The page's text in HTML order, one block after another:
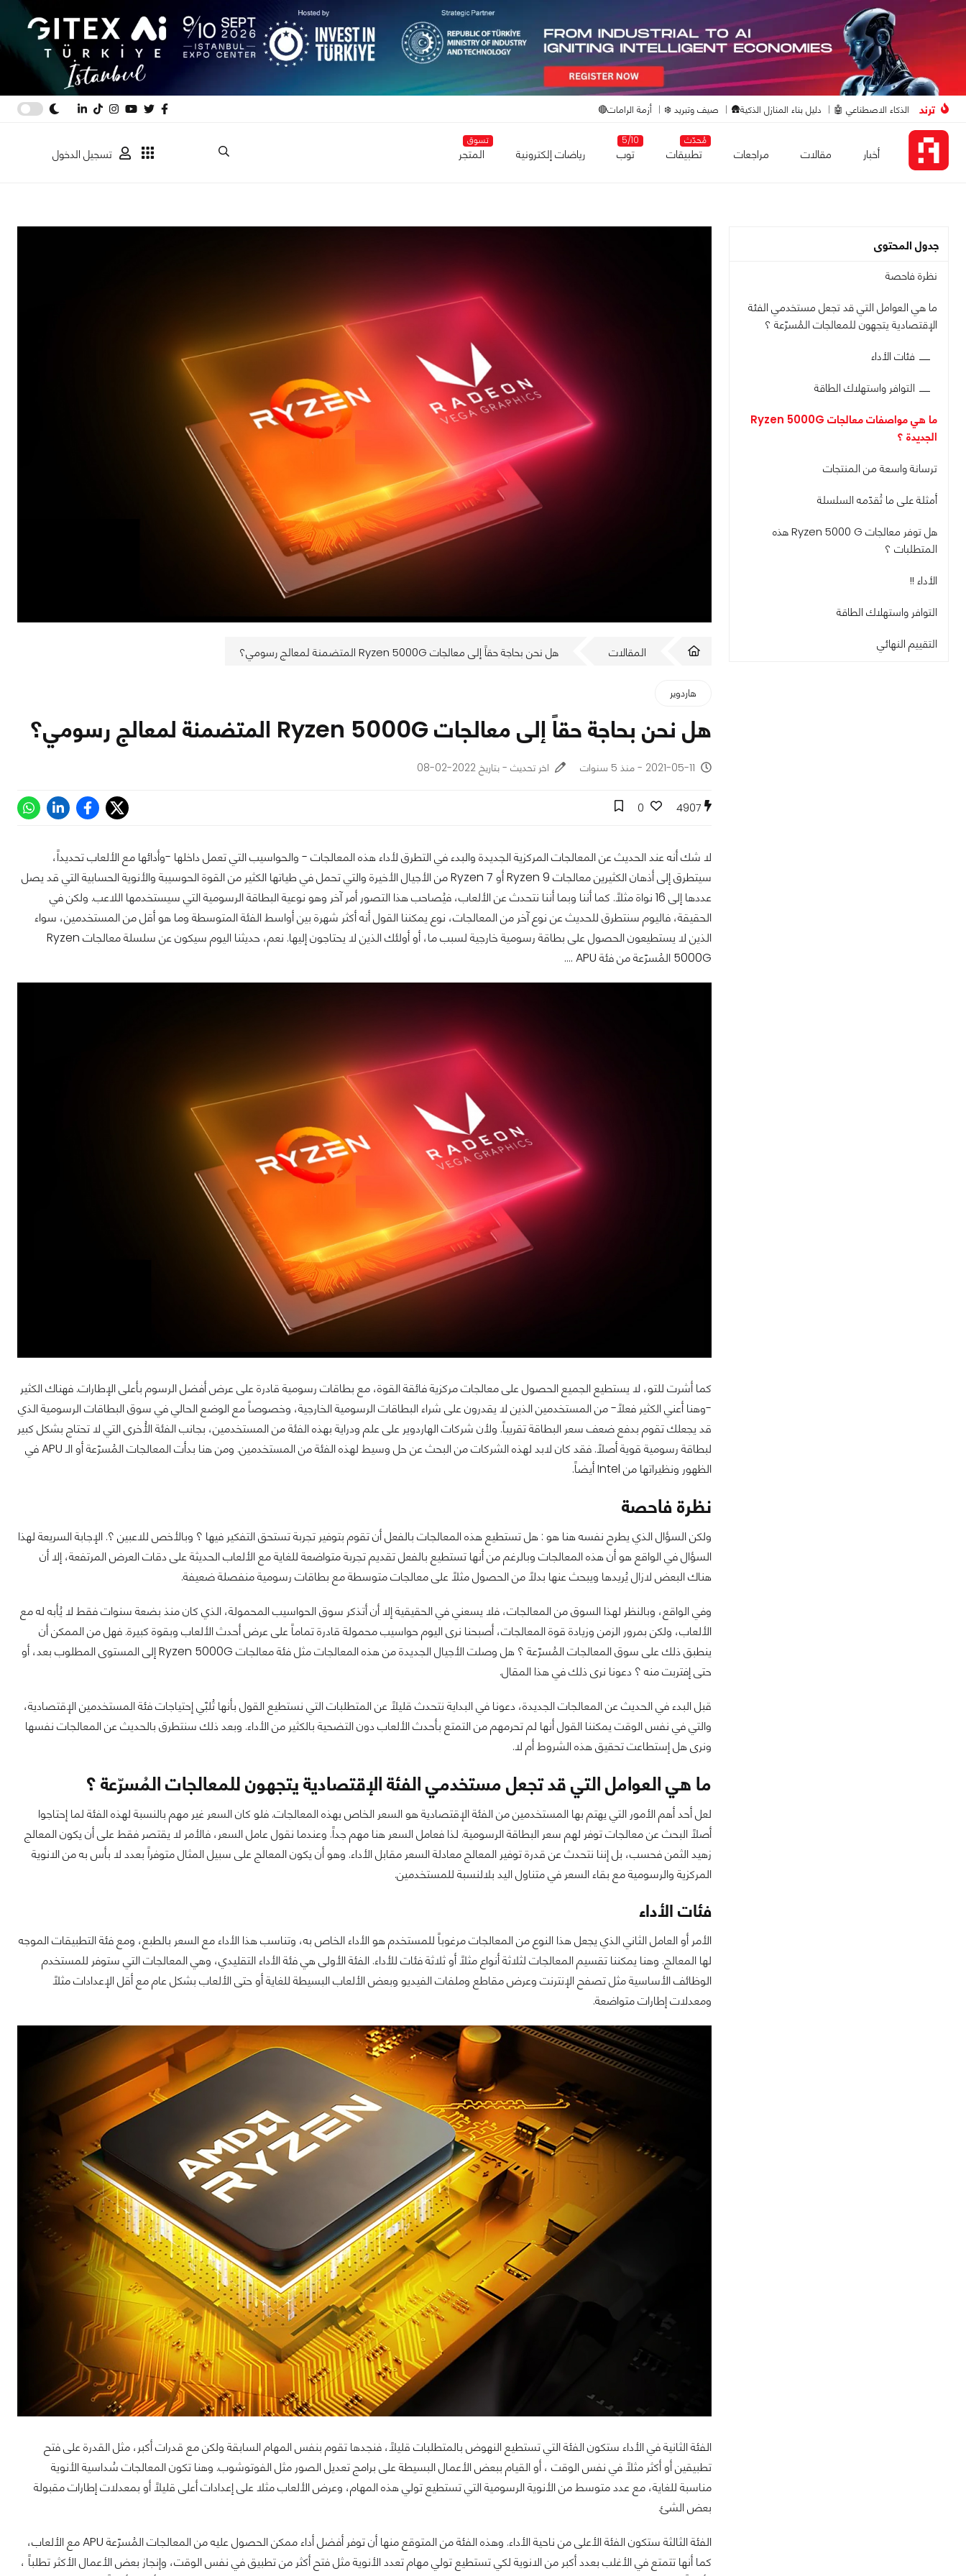
ترند الذكاء الاصطناعي 🤖 دليل بناء المنازل الذكية🛖 صيف وتبريد ❄️ أزمة الرامات🔴
أخبار مقالات مراجعات
مُحدّث
تطبيقات
5/10
توب رياضات إلكترونية
تسوق
المتجر تسجيل الدخول
جدول المحتوى
نظرة فاحصة
ما هي العوامل التي قد تجعل مستخدمي الفئة
الإقتصادية يتجهون للمعالجات المُسرّعة ؟
فئات الأداء
التوافر واستهلاك الطاقة
ما هي مواصفات معالجات Ryzen 5000G
الجديدة ؟
ترسانة واسعة من المنتجات
أمثلة على ما تُقدّمه السلسلة
هل توفر معالجات Ryzen 5000 G هذه
المتطلبات ؟
الأداء !!
التوافر واستهلاك الطاقة
التقييم النهائي
المقالات هل نحن بحاجة حقاً إلى معالجات Ryzen 5000G المتضمنة لمعالج رسومي؟
هاردوير
هل نحن بحاجة حقاً إلى معالجات Ryzen 5000G المتضمنة لمعالج رسومي؟
2021-05-11 - منذ 5 سنوات اخر تحديث - بتاريخ 2022-02-08
4907
0
لا شك أنه عند الحديث عن المعالجات المركزية الجديدة والبدء في التطرق لأداء هذه المعالجات - والحواسيب التي تعمل داخلها -وأدائها مع الألعاب تحديداً،
سيتطرق إلى أذهان الكثيرين معالجات Ryzen 9 أو Ryzen 7 من الأجيال الأخيرة والتي تحمل في طياتها الكثير من القوة الحوسيبة والأنوية الحسابية التي قد يصل
عددها إلى 16 نواة مثلاً. كما أننا وبما أننا نتحدث عن الألعاب، فيُصاحب هذا التصور أمر آخر وهو نوعية البطاقة الرسومية التي سيستخدمها اللاعب. ولكن في
الحقيقة، فاليوم سنتطرق للحديث عن نوع آخر من المعالجات، نوع يمكننا القول أنه أكثر شهرة بين أواسط الفئة المتوسطة وما هو أقل من المستخدمين، سواء
الذين لا يستطيعون الحصول على بطاقة رسومية خارجية لسبب ما، أو أولئك الذين لا يحتاجون إليها. نعم، حديثنا اليوم سيكون عن سلسلة معالجات Ryzen
5000G المُسرّعة من فئة APU ....
كما أشرت للتو، لا يستطيع الجميع الحصول على معالجات مركزية فائقة القوة، مع بطاقات رسومية قادرة على عرض أفضل الرسوم بأعلى الإطارات. فهناك الكثير
-وهنا أعني الكثير فعلاً- من المستخدمين الذين لا يقدرون على شراء البطاقات الرسومية الخارجية، وخصوصاً مع الوضع الحالي في سوق البطاقات الرسومية الذي
قد يجعلك تقوم بدفع ضعف سعر البطاقة تقريباً. ولأن شركات الهاردوير على علم ودراية بهذه الفئة من المستخدمين، بجانب الفئة الأُخرى التي لا تحتاج بشكل كبير
لبطاقة رسومية قوية أصلاً. فقد كان لابد لهذه الشركات من البحث عن حل وسيط لهذه الفئة من المستخدمين. ومن هنا بدأت المعالجات المُسرّعة أو الـ APU في
الظهور ونظيراتها من Intel أيضاً.
نظرة فاحصة
ولكن السؤال الذي يطرح نفسه هنا هو : هل تستطيع هذه المعالجات بالفعل أن تقوم بتوفير تجربة تستحق التفكير فيها ؟ وبالأخص للاعبين ؟. الإجابة السريعة لهذا
السؤال في الواقع هو أن هذه المعالجات وبالرغم من أنها تستطيع بالفعل تقديم تجربة متواضعة للغاية مع الألعاب الحديثة على دقات العرض المرتفعة، إلا أن
هناك البعض لازال يُريدها ويبحث عنها بدلاً من الحصول مثلاً على معالجات متوسطة مع بطاقات رسومية منفصلة ضعيفة.
وفي الواقع، وبالنظر لهذا السوق من المعالجات، فلا يسعني في الحقيقية إلا أن أتذكر سوق الحواسيب المحمولة، الذي كان منذ بضعة سنوات فقط لا يُأبه له مع
الألعاب، ولكن بمرور الزمن وزيادة قوة المعالجات، أصبحنا نرى اليوم حواسيب محمولة قادرة تماماً على عرض أحدث الألعاب وبقوة كبيرة. فهل من الممكن أن
ينطبق ذلك على سوق المعالجات المُسرّعة ؟ هل وصلت الأجيال الجديدة من هذه المعالجات مثل فئة معالجات Ryzen 5000G إلى المستوى المطلوب بعد، أو
حتى إفتربت منه ؟ دعونا نرى ذلك في هذا المقال.
قبل البدء في الحديث عن المعالجات الجديدة، دعونا في البداية نتحدث قليلاً عن المتطلبات التي نستطيع القول بأنها تُلبّي إحتياجات فئة المستخدمين الإقتصادية،
والتي في نفس الوقت يمكننا القول أنها لم تحرمهم من التمتع بأحدث الألعاب دون التضحية بالكثير من الأداء. وبعد ذلك سنتطرق بالحديث عن المعالجات نفسها
ونرى هل إستطاعت تحقيق هذه الشروط أم لا.
ما هي العوامل التي قد تجعل مستخدمي الفئة الإقتصادية يتجهون للمعالجات المُسرّعة ؟
لعل أحد أهم الأمور التي يهتم بها المستخدمين من الفئة الإقتصادية هو السعر الخاص بهذه المعالجات. فلو كان السعر غير مهم بالنسبة لهذه الفئة لما إحتاجوا
أصلاً البحث عن معالجات توفر لهم سعر البطاقة الرسومية. لذا فعامل السعر هنا مهم جداً. وعندما نقول عامل السعر، فالأمر لا يقتصر فقط على أن يكون المعالج
زهيد الثمن فحسب، بل إننا نتحدث عن قدرة توفير المعالج معادلة السعر مقابل الأداء. وهو أن يكون المعالج على سبيل المثال متوفراً بعدد لا بأس به من الانوية
المركزية والرسومية مع بقاء السعر في متناول اليد بلالنسبة للمستخدمين.
فئات الأداء
الأمر أو العامل الثاني الذي يجعل هذا النوع من المعالجات مرغوباً للمستخدم هو الأداء الخاص به، وتناسب هذا الأداء مع السعر بالطبع، ومع فئة التطبيقات الموجه
لها المعالج. وهنا يمكننا تقسيم المعالجات لثلاثة أنواع مثلاً أو ثلاثة فئات للأداء. الفئة الأولى هي فئة الأداء التقليدي، وهي المعالجات التي ستوفر للمستخدم
الوظائف الأساسية مثل تصفح الإنترنت وعرض مقاطع وملفات الفيديو وبعض الألعاب البسيطة للغاية أو حتى الألعاب بشكل عام مع أقل الإعدادات مثلاً
ومعدلات إطارات متواضعة.
الفئة الثانية في الأداء ستكون الفئة التي تستطيع النهوض بالمتطلبات قليلاً، فنجدها تقوم بنفس المهام السابقة ولكن مع قدرات أكبر، مثل القدرة على فتح
تطبيقين أو أكثر مثلاً في نفس الوقت ، أو القيام ببعض الأعمال البسيطة على برامج تعديل الصور مثل الفوتوشوب. وهنا تكون المعالجات سُداسية الأنوية
مناسبة للغاية، مع عدد متوسط من الأنوية الرسومية التي تستطيع تولي هذه المهام، وعرض الألعاب مثلا على إعدادات أعلى قليلاً أو بمعدلات إطارات مقبولة
بعض الشئ.
الفئة الثالثة ستكون الفئة الأعلى من ناحية الأداء. وهذه الفئة من المتوقع منها أن توفر أفضل أداء ممكن الحصول عليه من المعالجات المُسرّعة APU مع الألعاب،
كما أنها تتمتع في الأغلب بعدد أكبر من الانوية لكي تستطيع تولي مهام تعدد الأنوية مثل فتح أكثر من تطبيق في نفس الوقت، وإنجاز بعض الأعمال الأكثر تطلباً ،